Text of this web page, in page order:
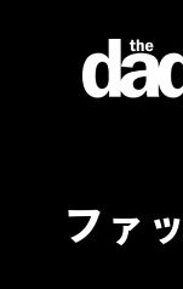
website
ファ